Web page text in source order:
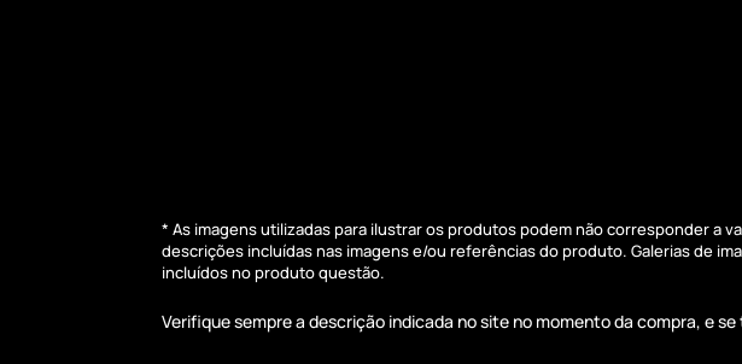
* As imagens utilizadas para ilustrar os produtos podem não corresponder a
descrições incluídas nas imagens e/ou referências do produto. Galerias de
incluídos no produto questão.
Verifique sempre a descrição indicada no site no momento da compra, e